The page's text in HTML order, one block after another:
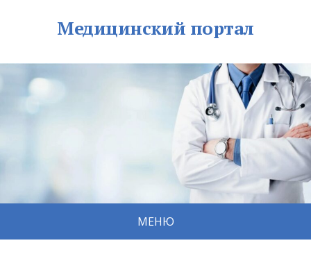
Медицинский портал
МЕНЮ